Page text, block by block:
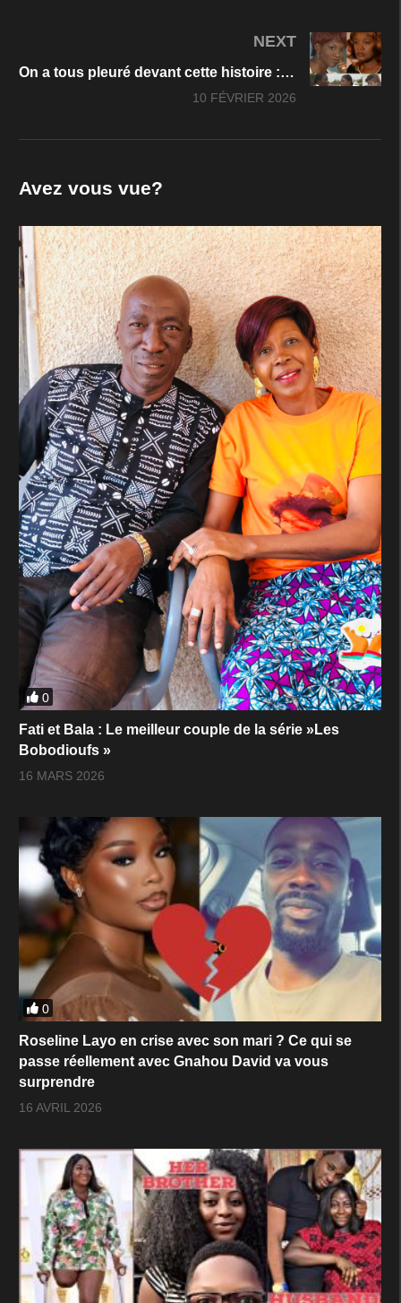
NEXT
On a tous pleuré devant cette histoire : le souvenir douloureux de Gloria et Esther dans Blood Sisters
10 FÉVRIER 2026
Avez vous vue?
0
Fati et Bala : Le meilleur couple de la série »Les
Bobodioufs »
16 MARS 2026
0
Roseline Layo en crise avec son mari ? Ce qui se
passe réellement avec Gnahou David va vous
surprendre
16 AVRIL 2026